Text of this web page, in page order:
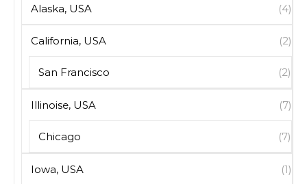
Alaska, USA (4)
California, USA (2)
San Francisco (2)
Illinoise, USA (7)
Chicago (7)
Iowa, USA (1)